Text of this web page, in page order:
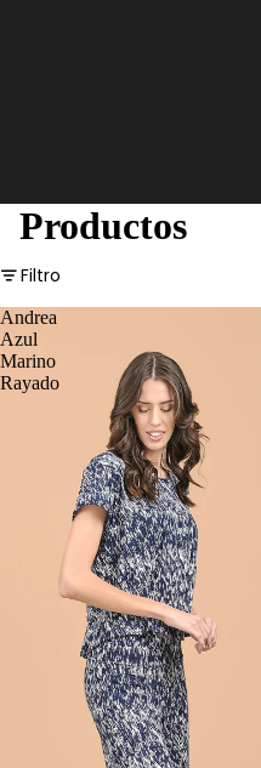
Productos
Filtro
Andrea
Azul
Marino
Rayado